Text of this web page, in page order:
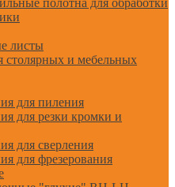
полотна для обработки
листы
столярных и мебельных
для пиления
для резки кромки и
для сверления
для фрезерования